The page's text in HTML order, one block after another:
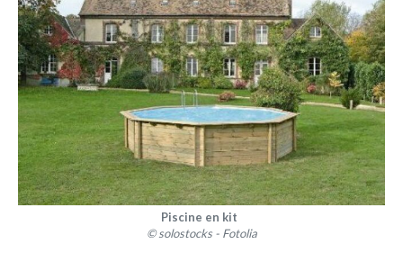
Piscine en kit
© solostocks - Fotolia